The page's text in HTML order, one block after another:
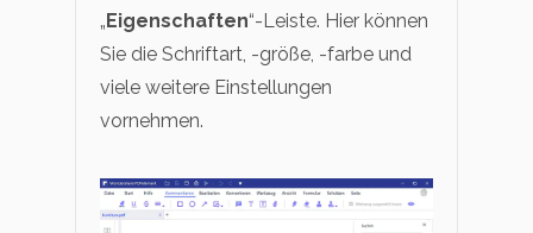
„Eigenschaften“-Leiste. Hier können
Sie die Schriftart, -größe, -farbe und
viele weitere Einstellungen
vornehmen.